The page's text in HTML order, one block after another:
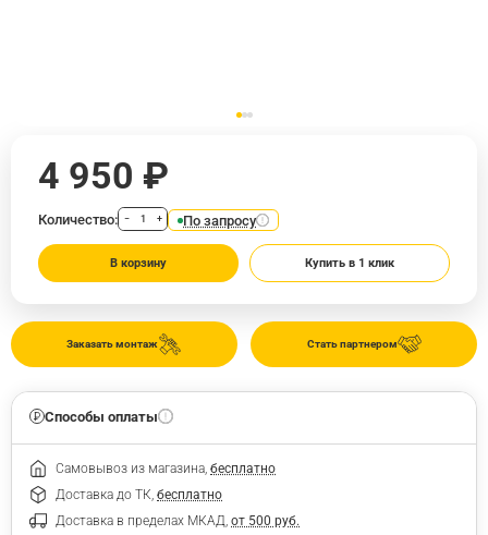
Стать партнером
Заказать монтаж
4 950 ₽
Количество: − + По запросу
В корзину Купить в 1 клик
Способы оплаты
Самовывоз из магазина, бесплатно
Доставка до ТК, бесплатно
Доставка в пределах МКАД, от 500 руб.